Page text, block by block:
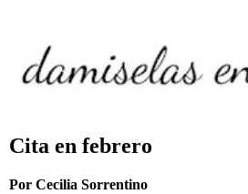
Cita en febrero
Por Cecilia Sorrentino